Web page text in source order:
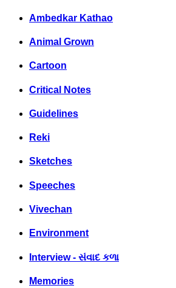
Ambedkar Kathao
Animal Grown
Cartoon
Critical Notes
Guidelines
Reki
Sketches
Speeches
Vivechan
Environment
Interview - સંવાદ કળા
Memories